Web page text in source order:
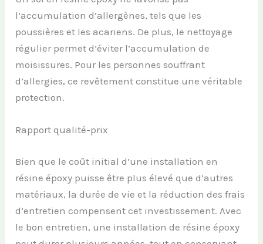
l’accumulation d’allergènes, tels que les
poussières et les acariens. De plus, le nettoyage
régulier permet d’éviter l’accumulation de
moisissures. Pour les personnes souffrant
d’allergies, ce revêtement constitue une véritable
protection.
Rapport qualité-prix
Bien que le coût initial d’une installation en
résine époxy puisse être plus élevé que d’autres
matériaux, la durée de vie et la réduction des frais
d’entretien compensent cet investissement. Avec
le bon entretien, une installation de résine époxy